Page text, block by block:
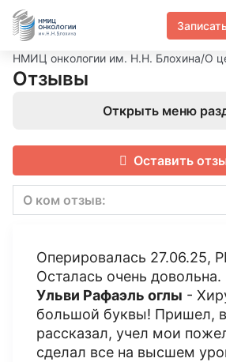
НМИЦ онкологии им. Н.Н. Блохина/О
Отзывы
Открыть меню
Оставить
О ком отзыв:
Оперировалась 27.06.25,
Осталась очень довольна.
Ульви Рафаэль оглы -
большой буквы! Пришел,
рассказал, учел мои
сделал все на высшем